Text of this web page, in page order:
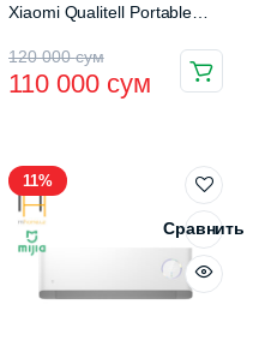
Xiaomi Qualitell Portable
120 000сум
Первоначальная
цена
120
000 сум.
110 000 сум
Текущая
цена:
000 сум.
11%
Сравнить